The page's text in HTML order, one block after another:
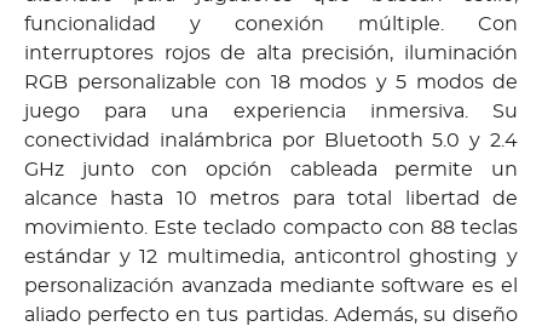
funcionalidad y conexión múltiple. Con
interruptores rojos de alta precisión, iluminación
RGB personalizable con 18 modos y 5 modos de
juego para una experiencia inmersiva. Su
conectividad inalámbrica por Bluetooth 5.0 y 2.4
GHz junto con opción cableada permite un
alcance hasta 10 metros para total libertad de
movimiento. Este teclado compacto con 88 teclas
estándar y 12 multimedia, anticontrol ghosting y
personalización avanzada mediante software es el
aliado perfecto en tus partidas. Además, su diseño